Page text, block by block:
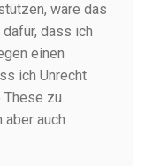
wäre das
dass ich
einen
ich Unrecht
These zu
auch